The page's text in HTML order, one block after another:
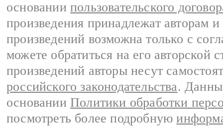
основании пользовательского
произведения принадлежат авторам
произведений возможна только с
можете обратиться на его авторской
произведений авторы несут
российского законодательства.
основании Политики обработки
посмотреть более подробную